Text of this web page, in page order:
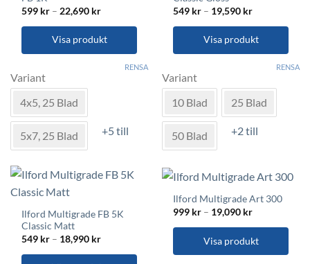
599 kr – 22,690 krPrisintervall:
till
22,690 kr
Visa produkt
här
produkten
har
flera
varianter.
De
alternativen
kan
på
produktsidan
Variant
4x5, 25 Blad
5x7, 25 Blad +5 till
RENSA
549 kr – 19,590 krPrisintervall:
till
19,590 kr
Visa produkt
här
produkten
har
flera
varianter.
De
alternativen
väljas
produktsidan
Variant
10 Blad
25 Blad
50 Blad +2 till
RENSA
Ilford Multigrade FB 5K
Classic Matt
549 kr – 18,990 krPrisintervall:
till
Ilford Multigrade Art 300
999 kr – 19,090 krPrisintervall:
till
19,090 kr
Visa produkt